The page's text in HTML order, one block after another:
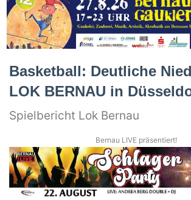
Basketball: Deutliche
LOK BERNAU in
Spielbericht Lok Bernau
Bernau LIVE präsentiert!